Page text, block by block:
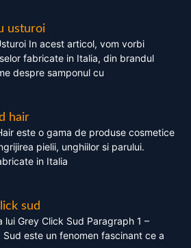
usturoi
In acest articol, vom vorbi
fabricate in Italia, din brandul
despre samponul cu
hair
este o gama de produse cosmetice
pielii, unghiilor si parului.
in Italia
sud
lui Grey Click Sud Paragraph 1 –
Sud este un fenomen fascinant ce a